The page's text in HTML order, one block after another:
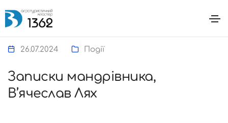
26.07.2024 Події
Записки мандрівника,
В’ячеслав Лях